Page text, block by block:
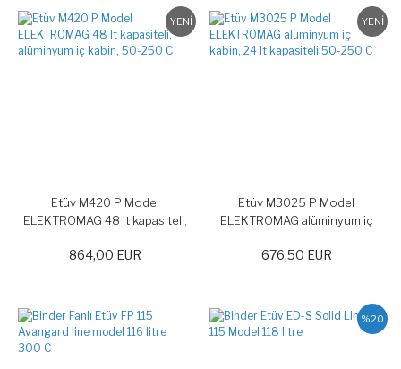
YENİ
Etüv M420 P Model
ELEKTROMAG 48 lt kapasiteli,
864,00 EUR
YENİ
Etüv M3025 P Model
ELEKTROMAG alüminyum iç
676,50 EUR
%20